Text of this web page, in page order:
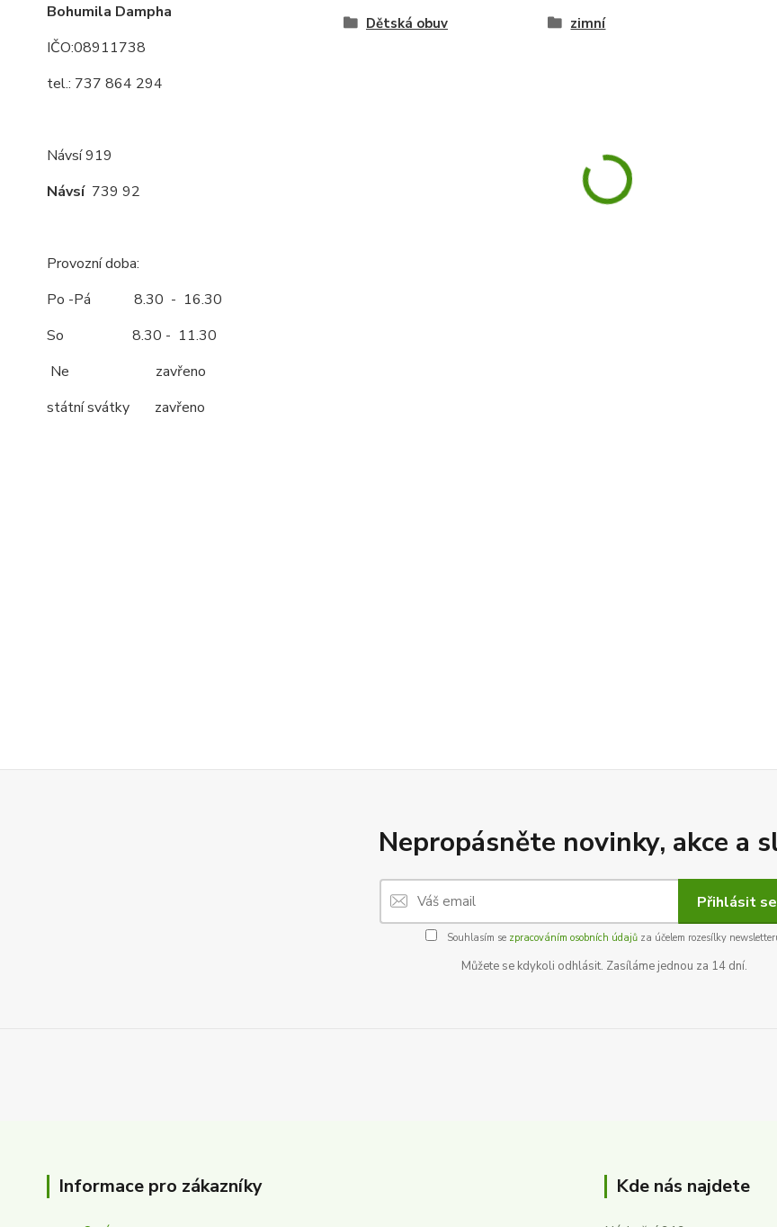
Bohumila Dampha
IČO:08911738
tel.: 737 864 294
Návsí 919
Návsí739 92
Provozní doba:
Po -Pá 8.30 - 16.30
So 8.30 - 11.30
Ne zavřeno
státní svátky zavřeno
Dětská obuv zimní
Nepropásněte novinky, akce a
Přihlásit se
Souhlasím se zpracováním osobních údajůza účelem rozesílky
Můžete se kdykoli odhlásit. Zasíláme jednou za 14 dní.
Informace pro zákazníky Kde nás najdete